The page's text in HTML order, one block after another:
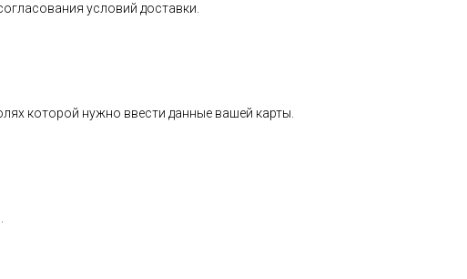
условий доставки.
которой нужно ввести данные вашей карты.